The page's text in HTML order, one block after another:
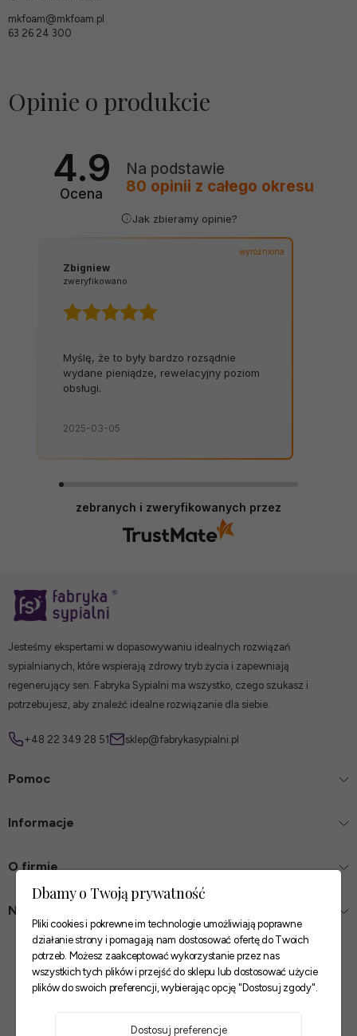
mkfoam@mkfoam.pl
63 26 24 300
Opinie o produkcie
4.9
Ocena
Na podstawie
80 opinii z całego okresu
Jak zbieramy opinie?
wyróżniona
Zbigniew
zweryfikowano
Myślę, że to były bardzo rozsądnie
wydane pieniądze, rewelacyjny poziom
obsługi.
2025-03-05
zebranych i zweryfikowanych przez
Jesteśmy ekspertami w dopasowywaniu idealnych rozwiązań
sypialnianych, które wspierają zdrowy tryb życia i zapewniają
regenerujący sen. Fabryka Sypialni ma wszystko, czego szukasz i
potrzebujesz, aby znaleźć idealne rozwiązanie dla siebie.
+48 22 349 28 51 sklep@fabrykasypialni.pl
Pomoc
Informacje
O firmie
Nasze sklepy
Zaufane płatności
Dbamy o Twoją prywatność
Pliki cookies i pokrewne im technologie umożliwiają poprawne
działanie strony i pomagają nam dostosować ofertę do Twoich
potrzeb. Możesz zaakceptować wykorzystanie przez nas
wszystkich tych plików i przejść do sklepu lub dostosować użycie
plików do swoich preferencji, wybierając opcję "Dostosuj zgody".
Dostosuj preferencje